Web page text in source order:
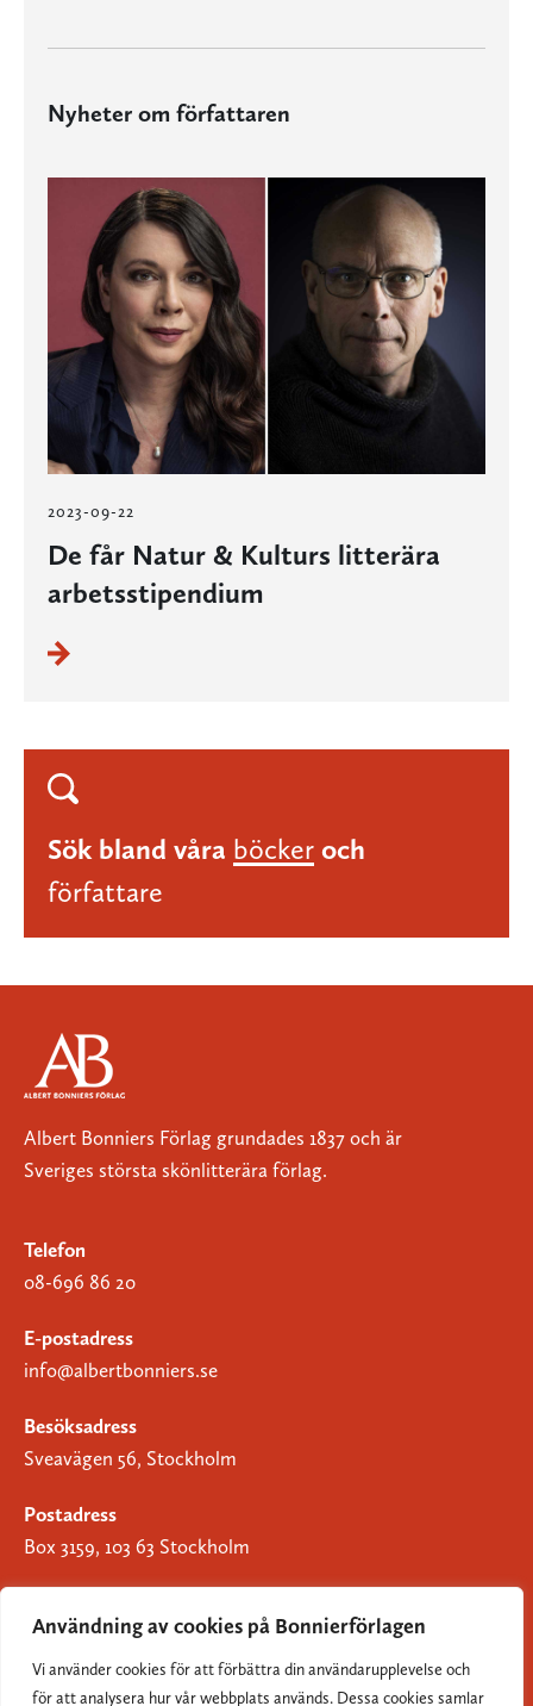
Användning av cookies på Bonnierförlagen
Vi använder cookies för att förbättra din användarupplevelse och
för att analysera hur vår webbplats används. Dessa cookies samlar
Nyheter om författaren
2023-09-22
De får Natur & Kulturs litterära
arbetsstipendium
Sök bland våra böcker och
författare
Albert Bonniers Förlag grundades 1837 och är
Sveriges största skönlitterära förlag.
Telefon
08-696 86 20
E-postadress
info@albertbonniers.se
Besöksadress
Sveavägen 56, Stockholm
Postadress
Box 3159, 103 63 Stockholm
Om Bonnierförlagen